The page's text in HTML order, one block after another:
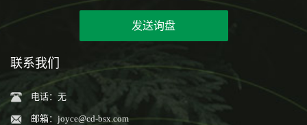
发送询盘
联系我们
电话：无
邮箱： joyce@cd-bsx.com